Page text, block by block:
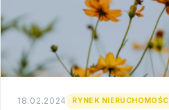
18.02.2024 RYNEK NIERUCHOMOŚCI